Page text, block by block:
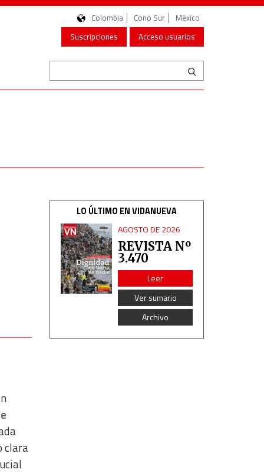
Colombia Cono Sur
México
Suscripciones
Acceso usuarios
clara
LO ÚLTIMO EN VIDANUEVA
AGOSTO DE 2026
REVISTA Nº
3.470
Leer
Ver sumario
Archivo